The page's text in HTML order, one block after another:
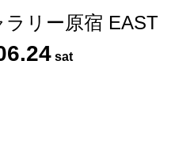
リー原宿 EAST
.24 sat